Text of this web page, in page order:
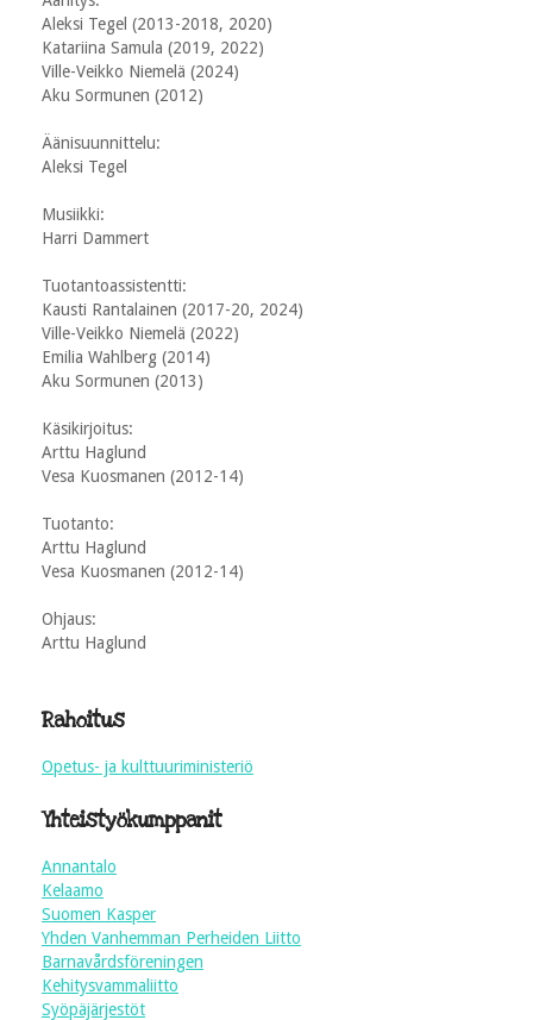
Aleksi Tegel (2013-2018, 2020)
Katariina Samula (2019, 2022)
Ville-Veikko Niemelä (2024)
Aku Sormunen (2012)
Äänisuunnittelu:
Aleksi Tegel
Musiikki:
Harri Dammert
Tuotantoassistentti:
Kausti Rantalainen (2017-20, 2024)
Ville-Veikko Niemelä (2022)
Emilia Wahlberg (2014)
Aku Sormunen (2013)
Käsikirjoitus:
Arttu Haglund
Vesa Kuosmanen (2012-14)
Tuotanto:
Arttu Haglund
Vesa Kuosmanen (2012-14)
Ohjaus:
Arttu Haglund
Rahoitus
Opetus- ja kulttuuriministeriö
Yhteistyökumppanit
Annantalo
Kelaamo
Suomen Kasper
Yhden Vanhemman Perheiden Liitto
Barnavårdsföreningen
Kehitysvammaliitto
Syöpäjärjestöt